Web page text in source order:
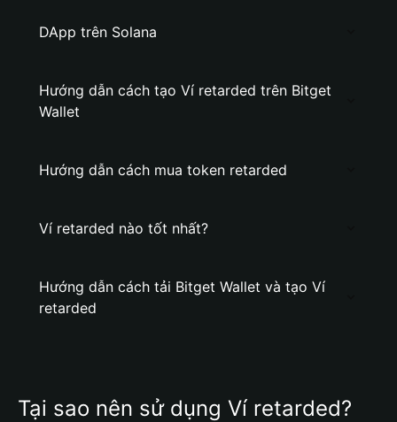
DApp trên Solana
Hướng dẫn cách tạo Ví retarded trên Bitget
Wallet
Hướng dẫn cách mua token retarded
Ví retarded nào tốt nhất?
Hướng dẫn cách tải Bitget Wallet và tạo Ví
retarded
Tại sao nên sử dụng Ví retarded?